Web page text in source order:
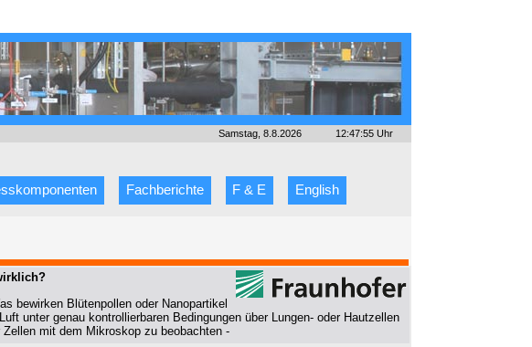
Samstag, 8.8.2026 12:47:55 Uhr
Fachberichte F & E English
bewirken Blütenpollen oder Nanopartikel
unter genau kontrollierbaren Bedingungen über Lungen- oder Hautzellen
mit dem Mikroskop zu beobachten -